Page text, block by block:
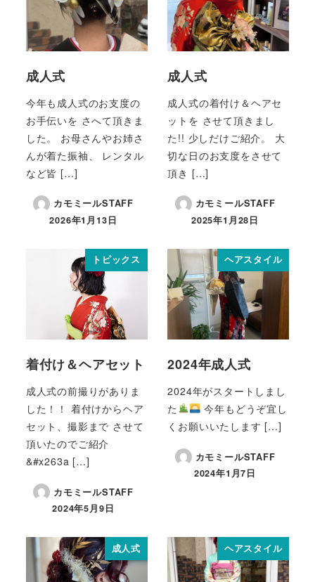
成人式
今年も成人式のお支度の
お手伝いを さへて頂きま
した。 お母さんやお姉さ
んが着た振袖、 レンタル
など皆 […]
カモミールSTAFF
2026年1月13日
成人式
成人式の着付け＆ヘアセ
ットを させて頂きまし
た!! 少しだけご紹介。 大
切な日のお支度をさせて
頂き […]
カモミールSTAFF
2025年1月28日
トピックス
着付け＆ヘアセット
成人式の前撮りがありま
した！！ 着付けからヘア
セット、撮影まで させて
頂いたのでご紹介
&#x263a […]
カモミールSTAFF
2024年5月9日
ヘアスタイル
2024年成人式
2024年がスタートしまし
た
今年もどうぞ宜し
くお願いいたします […]
カモミールSTAFF
2024年1月7日
成人式 ヘアスタイル